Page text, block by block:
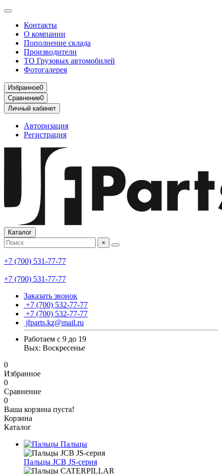
Контакты
О компании
Пополнение склада
Производители
ТО Грузовых автомобилей
Фотогалерея
Избранное0
Сравнение0
Личный кабинет
Авторизация
Регистрация
Каталог
×
+7 (700) 531-77-77
+7 (700) 531-77-77
Заказать звонок
+7 (700) 532-77-77
+7 (700) 532-77-77
jfparts.kz@mail.ru
Работаем с 9 до 19
Вых: Воскресенье
0
Избранное
0
Сравнение
0
Ваша корзина пуста!
Корзина
Каталог
Пальцы
Пальцы JCB JS-серия